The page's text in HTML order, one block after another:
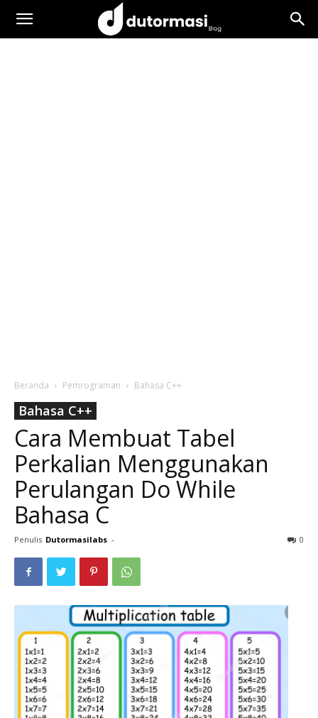
Beranda Pemrograman Bahasa C++
Bahasa C++
Cara Membuat Tabel
Perkalian Menggunakan
Perulangan Do While
Bahasa C
Penulis Dutormasilabs - 0